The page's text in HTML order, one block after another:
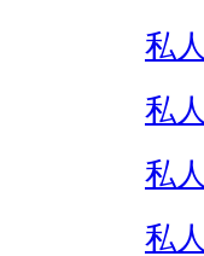
私
私
私
私